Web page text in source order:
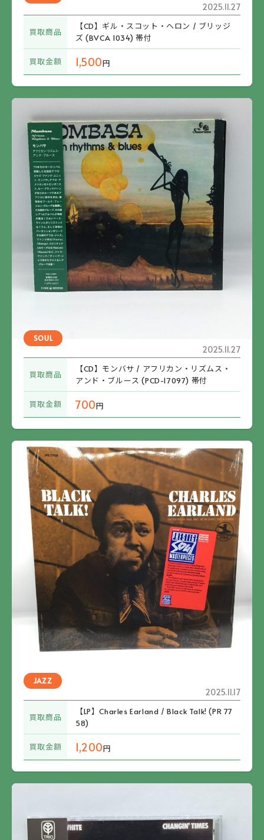
2025.11.27
買取商品
【CD】ギル・スコット・ヘロン / ブリッジ
ズ (BVCA 1034) 帯付
買取金額 1,500円
SOUL
2025.11.27
買取商品
【CD】モンバサ / アフリカン・リズムス・
アンド・ブルース (PCD-17097) 帯付
買取金額 700円
JAZZ
2025.11.17
買取商品
【LP】Charles Earland / Black Talk! (PR 77
58)
買取金額 1,200円